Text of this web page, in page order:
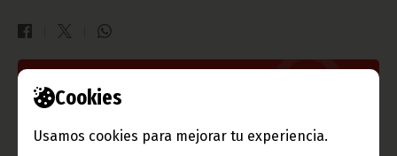
Cookies
Usamos cookies para mejorar tu experiencia.
Gobierno e Instituciones